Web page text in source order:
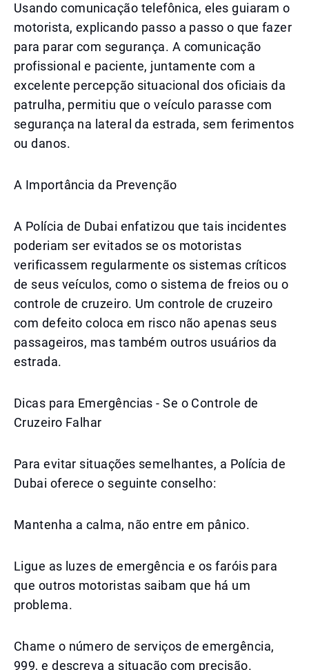
Usando comunicação telefônica, eles guiaram o
motorista, explicando passo a passo o que fazer
para parar com segurança. A comunicação
profissional e paciente, juntamente com a
excelente percepção situacional dos oficiais da
patrulha, permitiu que o veículo parasse com
segurança na lateral da estrada, sem ferimentos
ou danos.
A Importância da Prevenção
A Polícia de Dubai enfatizou que tais incidentes
poderiam ser evitados se os motoristas
verificassem regularmente os sistemas críticos
de seus veículos, como o sistema de freios ou o
controle de cruzeiro. Um controle de cruzeiro
com defeito coloca em risco não apenas seus
passageiros, mas também outros usuários da
estrada.
Dicas para Emergências - Se o Controle de
Cruzeiro Falhar
Para evitar situações semelhantes, a Polícia de
Dubai oferece o seguinte conselho:
Mantenha a calma, não entre em pânico.
Ligue as luzes de emergência e os faróis para
que outros motoristas saibam que há um
problema.
Chame o número de serviços de emergência,
999, e descreva a situação com precisão.